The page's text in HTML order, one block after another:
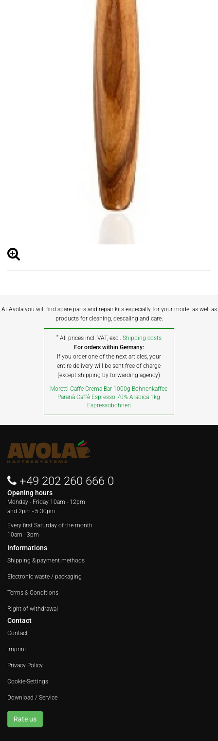
At Avola you will find spare parts and repair kits especially for your model as well as
products for cleaning, descaling and care.
* All prices incl. VAT, excl. Shipping costs
For orders within Germany:
If you order one of the next articles, your
entire delivery will be sent free of charge
(except shipping by forwarding agency)
Moretti Caffe Crema Bar 1000g Bohnenkaffee
Paranà Caffè Espresso 70% Arabica 1kg
Espressobohnen
+49 202 260 666 0
Opening hours
Monday - Friday 10am - 12pm
and 2pm - 5.30pm
Every first Saturday of the month
10am - 3pm
Informations
Shipping & payment methods
Electronic waste / packaging
Terms & Conditions
Right of withdrawal
Contact
Contact
Imprint
Privacy Policy
Cookie-Settings
Download / Service
Rate us